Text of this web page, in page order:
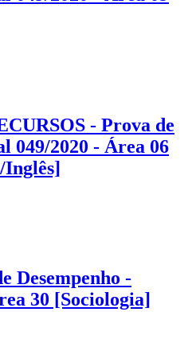
- Prova de
049/2020 - Área 06
Desempenho -
30 [Sociologia]